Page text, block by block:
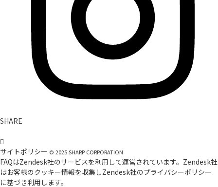
SHARE
サイトポリシー © 2025SHARP CORPORATION
FAQはZendesk社のサービスを利用して運営されています。Zendesk社
はお客様のクッキー情報を収集しZendesk社のプライバシーポリシー
に基づき利用します。